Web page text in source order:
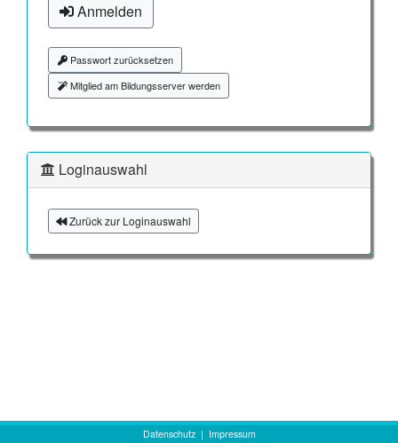
Anmelden
Passwort zurücksetzen
Mitglied am Bildungsserver werden
Loginauswahl
Zurück zur Loginauswahl
Datenschutz| Impressum